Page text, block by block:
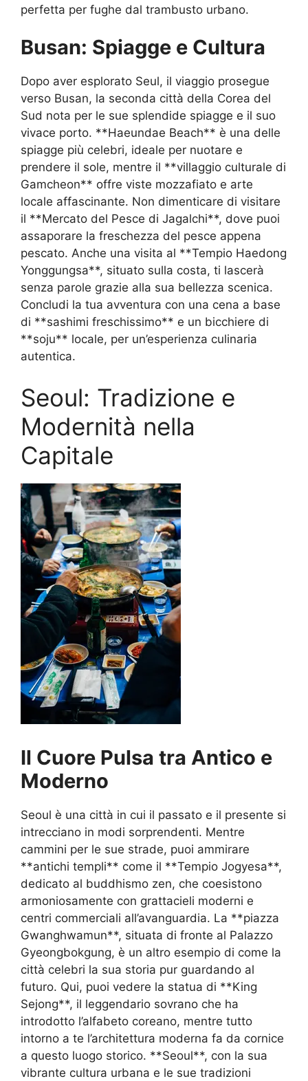
perfetta per fughe dal trambusto urbano.
Busan: Spiagge e Cultura
Dopo aver esplorato Seul, il viaggio prosegue
verso Busan, la seconda città della Corea del
Sud nota per le sue splendide spiagge e il suo
vivace porto. **Haeundae Beach** è una delle
spiagge più celebri, ideale per nuotare e
prendere il sole, mentre il **villaggio culturale di
Gamcheon** offre viste mozzafiato e arte
locale affascinante. Non dimenticare di visitare
il **Mercato del Pesce di Jagalchi**, dove puoi
assaporare la freschezza del pesce appena
pescato. Anche una visita al **Tempio Haedong
Yonggungsa**, situato sulla costa, ti lascerà
senza parole grazie alla sua bellezza scenica.
Concludi la tua avventura con una cena a base
di **sashimi freschissimo** e un bicchiere di
**soju** locale, per un’esperienza culinaria
autentica.
Seoul: Tradizione e
Modernità nella
Capitale
Il Cuore Pulsa tra Antico e
Moderno
Seoul è una città in cui il passato e il presente si
intrecciano in modi sorprendenti. Mentre
cammini per le sue strade, puoi ammirare
**antichi templi** come il **Tempio Jogyesa**,
dedicato al buddhismo zen, che coesistono
armoniosamente con grattacieli moderni e
centri commerciali all’avanguardia. La **piazza
Gwanghwamun**, situata di fronte al Palazzo
Gyeongbokgung, è un altro esempio di come la
città celebri la sua storia pur guardando al
futuro. Qui, puoi vedere la statua di **King
Sejong**, il leggendario sovrano che ha
introdotto l’alfabeto coreano, mentre tutto
intorno a te l’architettura moderna fa da cornice
a questo luogo storico. **Seoul**, con la sua
vibrante cultura urbana e le sue tradizioni